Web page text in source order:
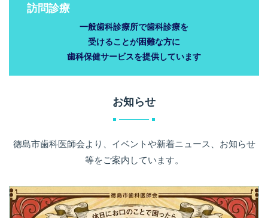
訪問診療
一般歯科診療所で歯科診療を
受けることが困難な方に
歯科保健サービスを提供しています
お知らせ
徳島市歯科医師会より、イベントや新着ニュース、お知らせ
等をご案内しています。